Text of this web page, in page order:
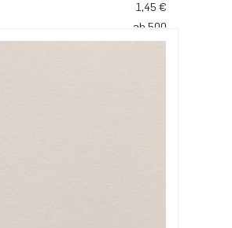
1,45 €
ab 500